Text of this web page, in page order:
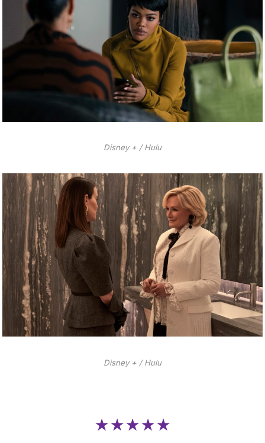
Disney + / Hulu
Disney + / Hulu
★★★★★